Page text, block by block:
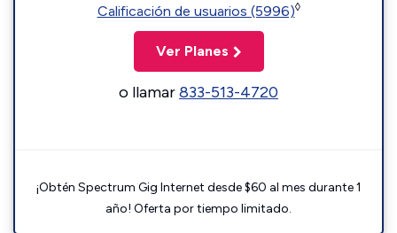
Calificación de usuarios (5996)◊
Ver Planes
o llamar833-513-4720
¡Obtén Spectrum Gig Internet desde $60 al mes durante 1
año! Oferta por tiempo limitado.